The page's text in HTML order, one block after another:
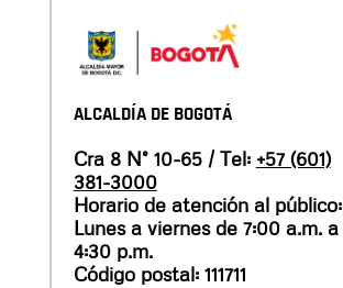
ALCALDÍA DE BOGOTÁ
Cra 8 N° 10-65 / Tel: +57 (601)
381-3000
Horario de atención al público:
Lunes a viernes de 7:00 a.m. a
4:30 p.m.
Código postal: 111711